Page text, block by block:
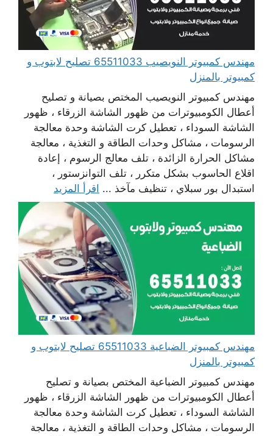
مهندس كمبيوتر النويصيب 65511033 تصليح لابتوب و
كمبيوتر بالمنزل
مهندس كمبيوتر النويصيب المختص بصيانة و تصليح
أعطال الكومبيوترات من ظهور الشاشة الزرقاء ، ظهور
الشاشة السوداء ، تعطيل كرت الشاشة وحدة معالجة
الرسومات ، مشاكل وحدات الطاقة و التغذية ، معالجة
مشاكل الحرارة الزائدة ، تلف معالج الرسوم ، إعادة
اقلاع الحاسوب بشكل متكرر ، تلف التوانزستور ،
استبدال بور سبلاي ، تنظيف مآخذ ... اقرأ المزيد
مهندس كمبيوتر الضباعية 65511033 تصليح لابتوب و
كمبيوتر بالمنزل
مهندس كمبيوتر الضباعية المختص بصيانة و تصليح
أعطال الكومبيوترات من ظهور الشاشة الزرقاء ، ظهور
الشاشة السوداء ، تعطيل كرت الشاشة وحدة معالجة
الرسومات ، مشاكل وحدات الطاقة و التغذية ، معالجة